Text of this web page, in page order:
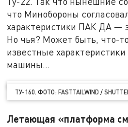
что Минобороны
характеристики ПАК ДА —
Но чья? Может быть, что-
известные
машины…
ТУ-160. ФОТО: FASTTAILWIND /
Летающая «платформа